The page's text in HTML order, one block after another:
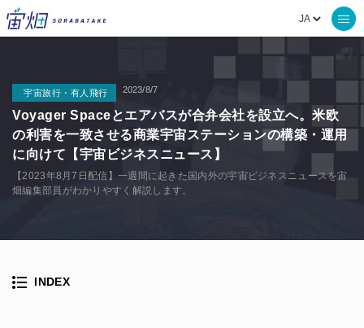
宇宙旅行・有人飛行 2023/8/7
Voyager Spaceとエアバスが合弁会社を設立へ。米欧
の利害を一致させる商業宇宙ステーションの構築・運用
に向けて【宇宙ビジネスニュース】
【2023年8月7日配信】一週間に起きた国内外の宇宙ビジネスニュースを宙
畑編集部員がわかりやすく解説します。
INDEX